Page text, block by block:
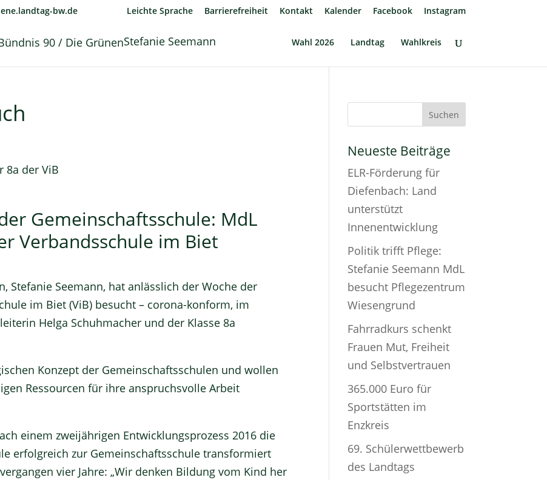
bw.de Leichte Sprache Barrierefreiheit Kontakt Kalender Facebook Instagram
Stefanie Seemann Wahl 2026 Landtag Wahlkreis
Gemeinschaftsschule: MdL
Verbandsschule im Biet
Stefanie Seemann, hat anlässlich der Woche der
im Biet (ViB) besucht – corona-konform, im
Helga Schuhmacher und der Klasse 8a
Konzept der Gemeinschaftsschulen und wollen
Ressourcen für ihre anspruchsvolle Arbeit
einem zweijährigen Entwicklungsprozess 2016 die
erfolgreich zur Gemeinschaftsschule transformiert
vier Jahre: „Wir denken Bildung vom Kind her
Neueste Beiträge
ELR-Förderung für
Diefenbach: Land
unterstützt
Innenentwicklung
Politik trifft Pflege:
Stefanie Seemann MdL
besucht Pflegezentrum
Wiesengrund
Fahrradkurs schenkt
Frauen Mut, Freiheit
und Selbstvertrauen
365.000 Euro für
Sportstätten im
Enzkreis
69. Schülerwettbewerb
des Landtags